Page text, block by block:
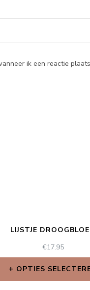
ik een reactie
LIJSTJE
€17.95
OPTIES